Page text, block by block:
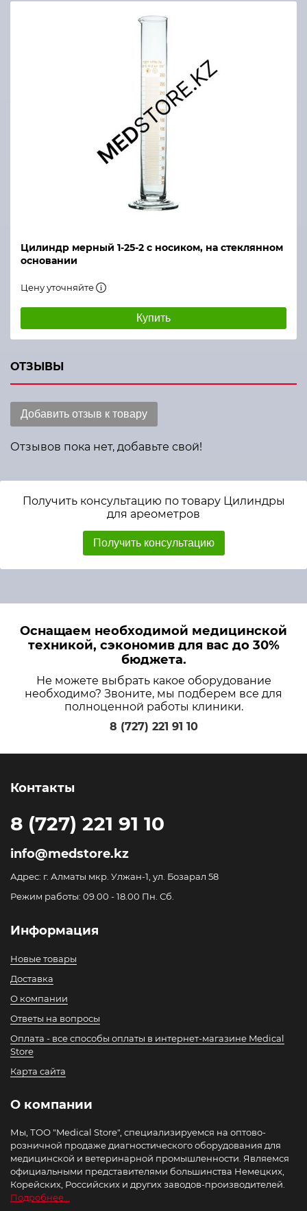
Цилиндр мерный 1-25-2 с носиком, на стеклянном
основании
Цену уточняйте
Купить
ОТЗЫВЫ
Добавить отзыв к товару
Отзывов пока нет, добавьте свой!
Получить консультацию по товару Цилиндры
для ареометров
Получить консультацию
Оснащаем необходимой медицинской
техникой, сэкономив для вас до 30%
бюджета.
Не можете выбрать какое оборудование
необходимо? Звоните, мы подберем все для
полноценной работы клиники.
8 (727) 221 91 10
Контакты
8 (727) 221 91 10
info@medstore.kz
Адрес: г. Алматы мкр. Улжан-1, ул. Бозарал 58
Режим работы: 09.00 - 18.00 Пн. Сб.
Информация
Новые товары
Доставка
О компании
Ответы на вопросы
Оплата - все способы оплаты в интернет-магазине Medical
Store
Карта сайта
О компании
Мы, ТОО "Medical Store", специализируемся на оптово-
розничной продаже диагностического оборудования для
медицинской и ветеринарной промышленности. Являемся
официальными представителями большинства Немецких,
Корейских, Российских и других заводов-производителей.
Подробнее...